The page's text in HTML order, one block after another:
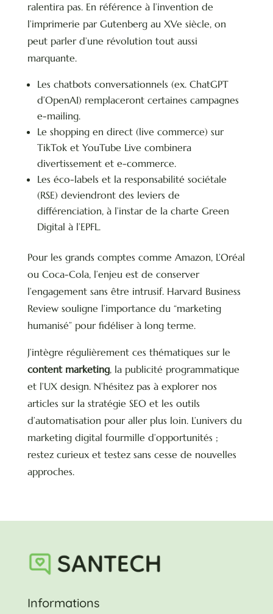
ralentira pas. En référence à l’invention de
l’imprimerie par Gutenberg au XVe siècle, on
peut parler d’une révolution tout aussi
marquante.
Les chatbots conversationnels (ex. ChatGPT
d’OpenAI) remplaceront certaines campagnes
e-mailing.
Le shopping en direct (live commerce) sur
TikTok et YouTube Live combinera
divertissement et e-commerce.
Les éco-labels et la responsabilité sociétale
(RSE) deviendront des leviers de
différenciation, à l’instar de la charte Green
Digital à l’EPFL.
Pour les grands comptes comme Amazon, L’Oréal
ou Coca-Cola, l’enjeu est de conserver
l’engagement sans être intrusif. Harvard Business
Review souligne l’importance du “marketing
humanisé” pour fidéliser à long terme.
J’intègre régulièrement ces thématiques sur le
content marketing, la publicité programmatique
et l’UX design. N’hésitez pas à explorer nos
articles sur la stratégie SEO et les outils
d’automatisation pour aller plus loin. L’univers du
marketing digital fourmille d’opportunités ;
restez curieux et testez sans cesse de nouvelles
approches.
Informations